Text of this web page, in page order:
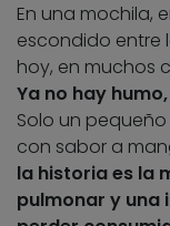
En una mochila,
escondido entre
hoy, en muchos
Ya no hay
Solo un
con sabor a
la historia es la
pulmonar y una